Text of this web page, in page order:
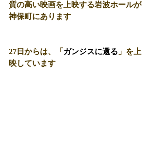
質の高い映画を上映する岩波ホールが
神保町にあります
27日からは、「 ガンジスに還る 」を上
映しています